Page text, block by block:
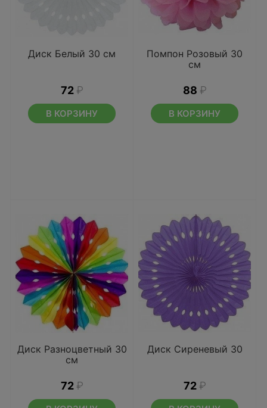
Диск Белый 30 см
72 ₽
В КОРЗИНУ
Помпон Розовый 30
см
88 ₽
В КОРЗИНУ
Диск Разноцветный 30
см
72 ₽
Диск Сиреневый 30
72 ₽